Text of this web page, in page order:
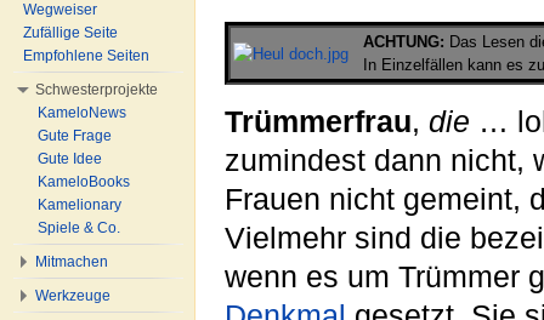
ACHTUNG: Das Lesen
In Einzelfällen kann es
Trümmerfrau, die …
zumindest dann nicht,
Frauen nicht gemeint,
Vielmehr sind die
wenn es um Trümmer
Wegweiser
Zufällige Seite
Empfohlene Seiten
Schwesterprojekte
KameloNews
Gute Frage
Gute Idee
KameloBooks
Kamelionary
Spiele & Co.
Mitmachen
Werkzeuge